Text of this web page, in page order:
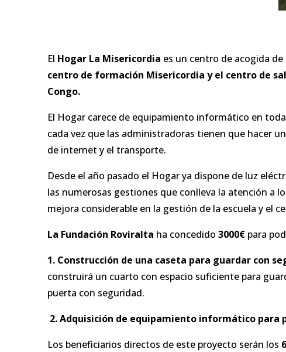
El Hogar La Misericordia es un centro de acogida
centro de formación Misericordia y el centro de
Congo.
El Hogar carece de equipamiento informático en
cada vez que las administradoras tienen que hacer
de internet y el transporte.
Desde el año pasado el Hogar ya dispone de luz
las numerosas gestiones que conlleva la atención a
mejora considerable en la gestión de la escuela y el
La Fundación Roviralta ha concedido 3000€ para
1. Construcción de una caseta para guardar con
construirá un cuarto con espacio suficiente para
puerta con seguridad.
2. Adquisición de equipamiento informático para
Los beneficiarios directos de este proyecto serán los